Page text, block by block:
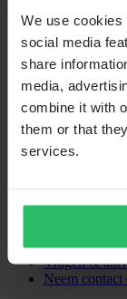
We use cookies
social media
share
media,
combine it with
them or that
services.
SHOPPEN
Privacybeleid
Verzending &
Betaling
Informatie
Vragen &
Neem contact